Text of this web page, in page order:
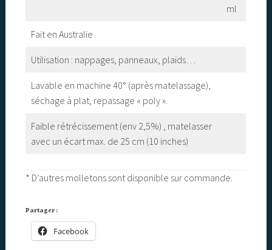
ml
Fait en Australie
Utilisation : nappages, panneaux, plaids…
Lavable en machine 40° (après matelassage),
séchage à plat, repassage « poly ».
Faible rétrécissement (env 2,5%) , matelasser
avec un écart max. de 25 cm (10 inches)
* D’autres molletons sont disponible sur commande.
Partager :
Facebook